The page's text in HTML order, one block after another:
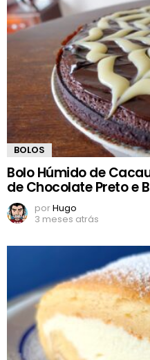
BOLOS
Bolo Húmido de
de Chocolate Preto e
porHugo
3 meses atrás